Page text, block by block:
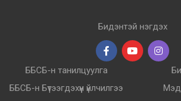
Бидэнтэй нэгдэх
ББСБ-н танилцуулга
ББСБ-н Бүтээгдэхүүн үйлчилгээ